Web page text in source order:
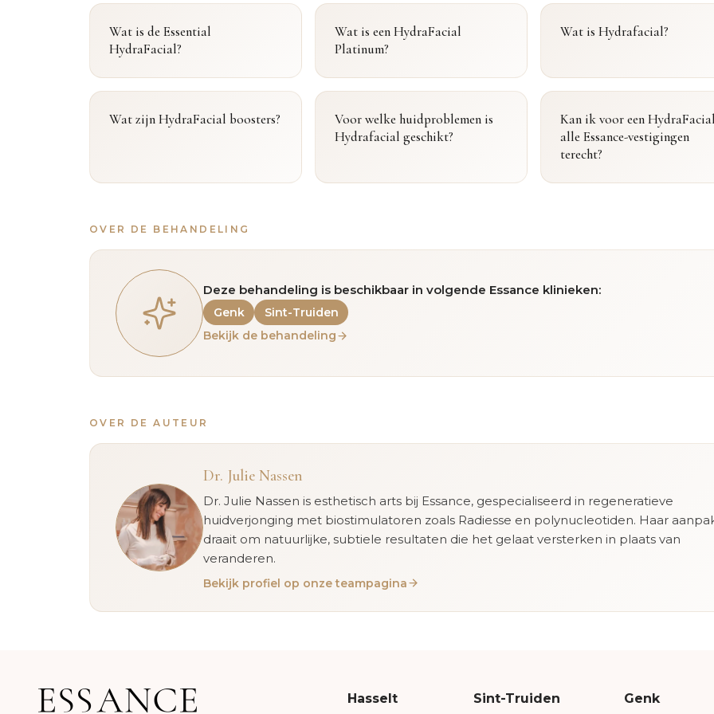
Wat is de Essential
HydraFacial?
Wat is een HydraFacial
Platinum?
Wat is Hydrafacial?
Wat zijn HydraFacial boosters?
Voor welke huidproblemen is
Hydrafacial geschikt?
Kan ik voor een
alle Essance-vestigingen
terecht?
OVER DE BEHANDELING
Deze behandeling is beschikbaar in volgende Essance klinieken:
Genk
Sint-Truiden
Bekijk de behandeling
OVER DE AUTEUR
Dr. Julie Nassen
Dr. Julie Nassen is esthetisch arts bij Essance, gespecialiseerd in regeneratieve
huidverjonging met biostimulatoren zoals Radiesse en polynucleotiden. Haar
draait om natuurlijke, subtiele resultaten die het gelaat versterken in plaats van
veranderen.
Bekijk profiel op onze teampagina
Hasselt Sint-Truiden Genk